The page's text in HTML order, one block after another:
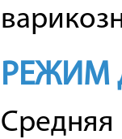
РЕЖИМ
Средняя